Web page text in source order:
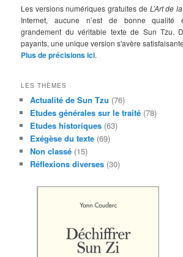
Les versions numériques gratuites de L’Art de
Internet, aucune n’est de bonne qualité
grandement du véritable texte de Sun Tzu.
payants, une unique version s'avère
Plus de précisions ici.
LES THÈMES
Actualité de Sun Tzu (76)
Etudes générales sur le traité (78)
Etudes historiques (63)
Exégèse du texte (69)
Non classé (15)
Réflexions diverses (30)